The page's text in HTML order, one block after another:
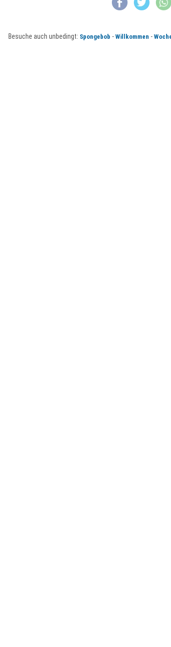
Besuche auch unbedingt: Spongebob - Willkommen -